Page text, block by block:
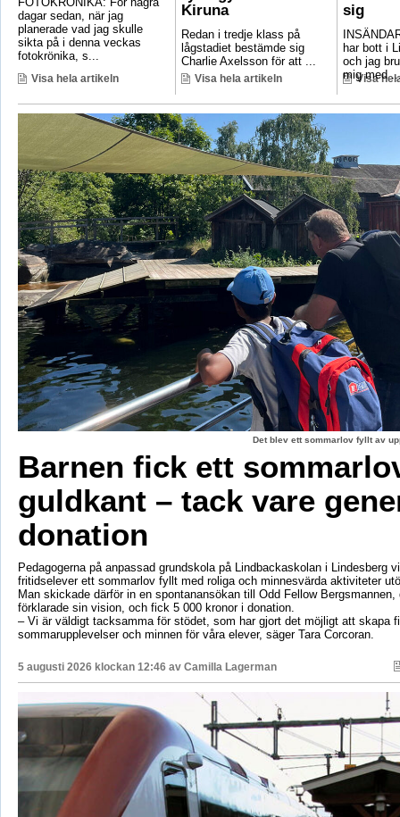
dagar sedan, när jag
planerade vad jag skulle
sikta på i denna veckas
fotokrönika, s...
Visa hela artikeln
Kiruna
Redan i tredje klass på
lågstadiet bestämde sig
Charlie Axelsson för att ...
Visa hela artikeln
sig
har bott i
och jag
mig med
Visa
Det blev ett sommarlov fyllt av
Barnen fick ett
guldkant – tack vare
donation
Pedagogerna på anpassad grundskola på Lindbackaskolan i Lindesberg
fritidselever ett sommarlov fyllt med roliga och minnesvärda aktiviteter
Man skickade därför in en spontanansökan till Odd Fellow Bergsmannen,
förklarade sin vision, och fick 5 000 kronor i donation.
– Vi är väldigt tacksamma för stödet, som har gjort det möjligt att skapa
sommarupplevelser och minnen för våra elever, säger Tara Corcoran.
5 augusti 2026 klockan 12:46 av Camilla Lagerman